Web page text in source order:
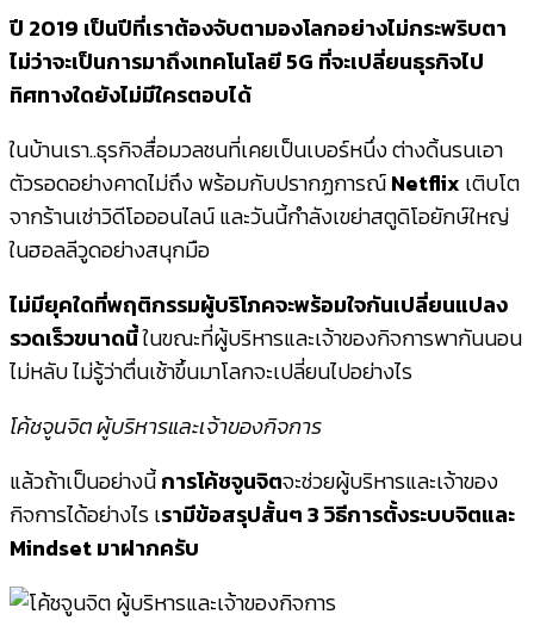
ปี 2019 เป็นปีที่เราต้องจับตามองโลกอย่างไม่กระพริบตา
ไม่ว่าจะเป็นการมาถึงเทคโนโลยี 5G ที่จะเปลี่ยนธุรกิจไป
ทิศทางใดยังไม่มีใครตอบได้
ในบ้านเรา..ธุรกิจสื่อมวลชนที่เคยเป็นเบอร์หนึ่ง ต่างดิ้นรนเอา
ตัวรอดอย่างคาดไม่ถึง พร้อมกับปรากฏการณ์Netflix เติบโต
จากร้านเช่าวิดีโอออนไลน์ และวันนี้กำลังเขย่าสตูดิโอยักษ์ใหญ่
ในฮอลลีวูดอย่างสนุกมือ
ไม่มียุคใดที่พฤติกรรมผู้บริโภคจะพร้อมใจกันเปลี่ยนแปลง
รวดเร็วขนาดนี้ในขณะที่ผู้บริหารและเจ้าของกิจการพากันนอน
ไม่หลับ ไม่รู้ว่าตื่นเช้าขึ้นมาโลกจะเปลี่ยนไปอย่างไร
โค้ชจูนจิต ผู้บริหารและเจ้าของกิจการ
แล้วถ้าเป็นอย่างนี้การโค้ชจูนจิตจะช่วยผู้บริหารและเจ้าของ
กิจการได้อย่างไร เรามีข้อสรุปสั้นๆ 3 วิธีการตั้งระบบจิตและ
Mindset มาฝากครับ